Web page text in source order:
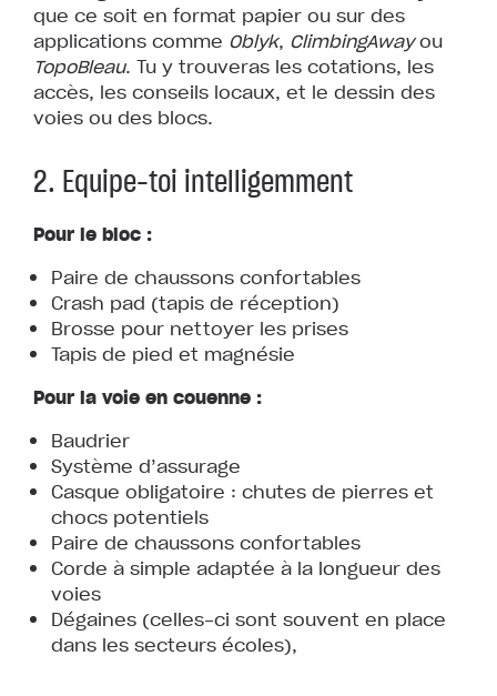
que ce soit en format papier ou sur des
applications comme Oblyk, ClimbingAwayou
TopoBleau. Tu y trouveras les cotations, les
accès, les conseils locaux, et le dessin des
voies ou des blocs.
2. Equipe-toi intelligemment
Pour le bloc :
Paire de chaussons confortables
Crash pad (tapis de réception)
Brosse pour nettoyer les prises
Tapis de pied et magnésie
Pour la voie en couenne :
Baudrier
Système d’assurage
Casque obligatoire : chutes de pierres et
chocs potentiels
Paire de chaussons confortables
Corde à simple adaptée à la longueur des
voies
Dégaines (celles-ci sont souvent en place
dans les secteurs écoles),